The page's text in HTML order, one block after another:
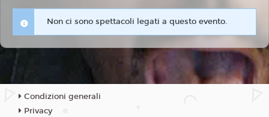
Non ci sono spettacoli legati a questo evento.
Condizioni generali
Privacy